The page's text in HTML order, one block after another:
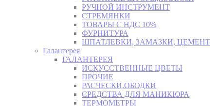
РУЧНОЙ ИНСТРУМЕНТ
СТРЕМЯНКИ
ТОВАРЫ С НДС 10%
ФУРНИТУРА
ШПАТЛЕВКИ, ЗАМАЗКИ, ЦЕМЕНТ
Галантерея
ГАЛАНТЕРЕЯ
ИСКУССТВЕННЫЕ ЦВЕТЫ
ПРОЧИЕ
РАСЧЕСКИ,ОБОДКИ
СРЕДСТВА ДЛЯ МАНИКЮРА
ТЕРМОМЕТРЫ